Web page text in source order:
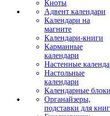
Киоты
Адвент календари
Календари на
магните
Календари-книги
Карманные
календари
Настенные
Настольные
календари
Календарные блоки
Органайзеры,
подставки для книг